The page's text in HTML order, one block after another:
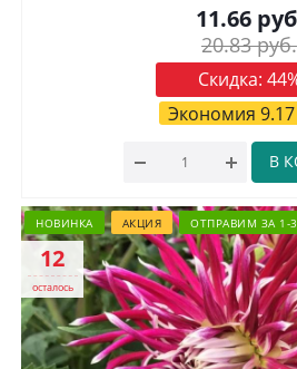
11.66
20.83руб.
Скидка: 44
Экономия 9.17
В
НОВИНКА АКЦИЯ ОТПРАВИМ ЗА 1-
12
осталось